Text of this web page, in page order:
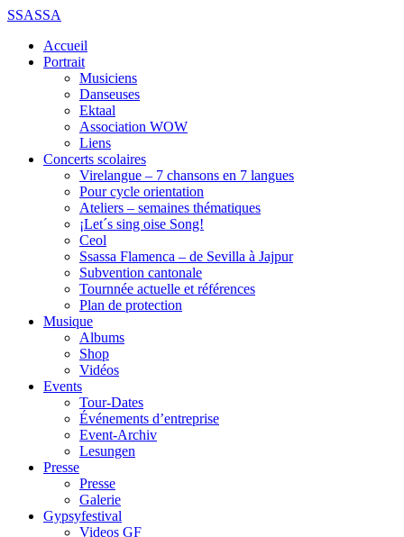
SSASSA
Accueil
Portrait
Musiciens
Danseuses
Ektaal
Association WOW
Liens
Concerts scolaires
Virelangue – 7 chansons en 7 langues
Pour cycle orientation
Ateliers – semaines thématiques
¡Let´s sing oise Song!
Ceol
Ssassa Flamenca – de Sevilla à Jajpur
Subvention cantonale
Tournnée actuelle et références
Plan de protection
Musique
Albums
Shop
Vidéos
Events
Tour-Dates
Événements d’entreprise
Event-Archiv
Lesungen
Presse
Presse
Galerie
Gypsyfestival
Videos GF